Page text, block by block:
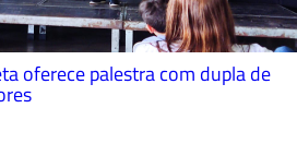
oferece palestra com dupla de